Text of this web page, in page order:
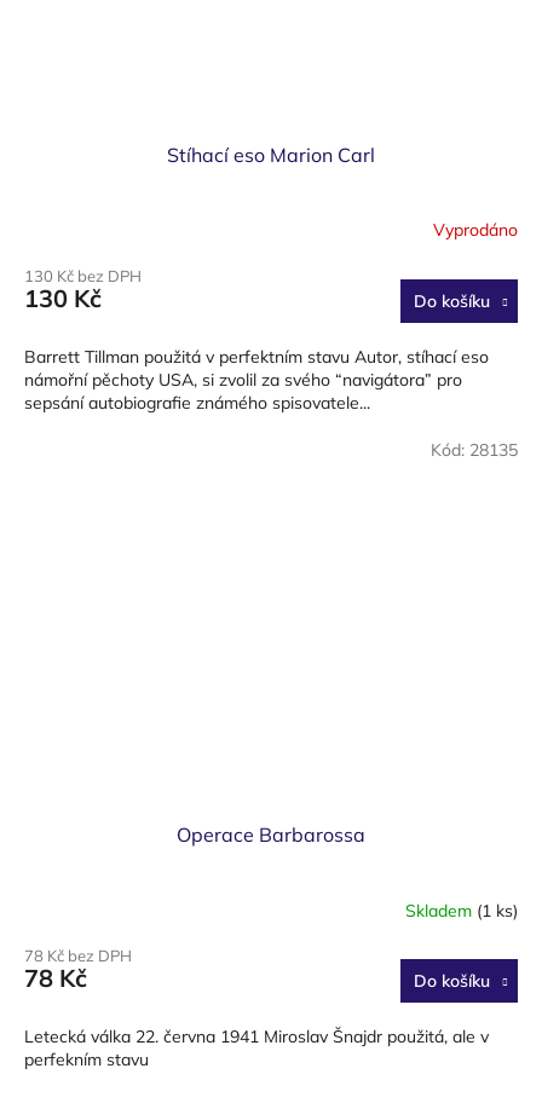
Stíhací eso Marion Carl
Vyprodáno
130 Kč bez DPH
130 Kč Do košíku
Barrett Tillman použitá v perfektním stavu Autor, stíhací eso
námořní pěchoty USA, si zvolil za svého “navigátora” pro
sepsání autobiografie známého spisovatele...
Operace Barbarossa
Skladem (1 ks)
78 Kč bez DPH
78 Kč Do košíku
Letecká válka 22. června 1941 Miroslav Šnajdr použitá, ale v
perfekním stavu
Kód: 28135